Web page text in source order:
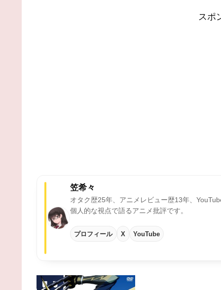
スポ
笠希々
オタク歴25年、アニメレビュー歴13年、
個人的な視点で語るアニメ批評です。
プロフィール X YouTube